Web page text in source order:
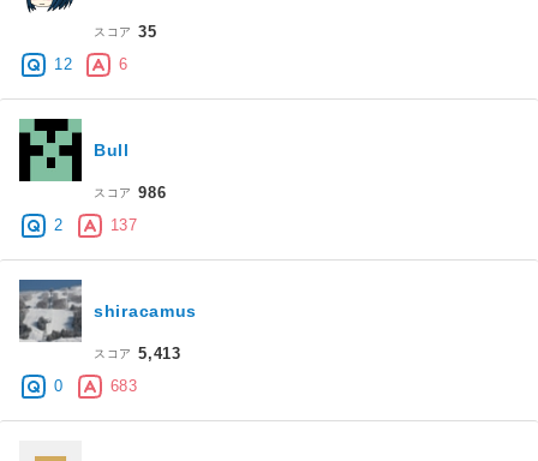
スコア
35
12
6
Bull
スコア
986
2
137
shiracamus
スコア
5,413
0
683